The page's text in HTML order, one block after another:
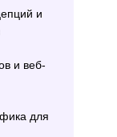
и
и веб-
для